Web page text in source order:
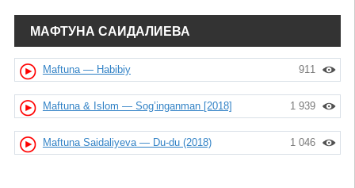
МАФТУНА САИДАЛИЕВА
911
Maftuna — Habibiy
1 939
Maftuna & Islom — Sog’inganman [2018]
1 046
Maftuna Saidaliyeva — Du-du (2018)